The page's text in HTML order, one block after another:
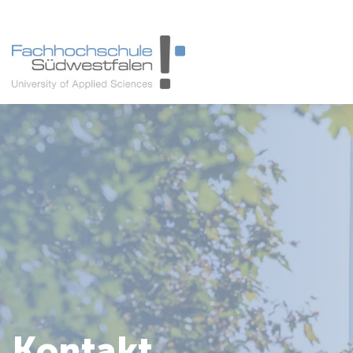
Studieninteressierte
Studienangebot
Studierende
Forschung & Transfer
Karriere